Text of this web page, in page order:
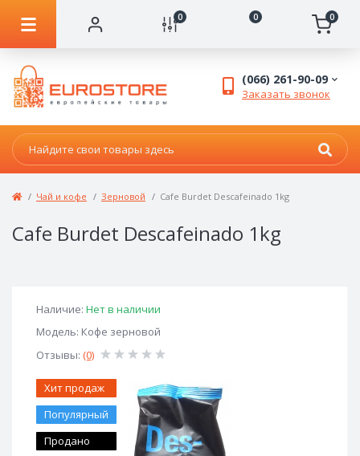
0 0 0
(066) 261-90-09
Заказать звонок
Чай и кофе Зерновой Cafe Burdet Descafeinado 1kg
Cafe Burdet Descafeinado 1kg
Наличие: Нет в наличии
Модель: Кофе зерновой
Отзывы: (0)
Хит продаж
Популярный
Продано